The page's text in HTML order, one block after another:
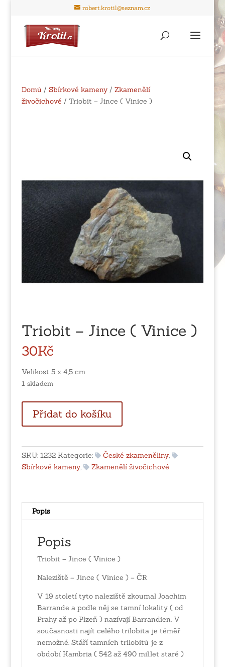
robert.krotil@seznam.cz
Domů / Sbírkové kameny/ Zkamenělí
živočichové / Triobit – Jince ( Vinice )
Triobit – Jince ( Vinice )
30Kč
Velikost 5 x 4,5 cm
1 skladem
Jince
Vinice
)
Přidat do košíku
SKU: 1232 Kategorie: České zkameněliny,
Sbírkové kameny, Zkamenělí živočichové
Popis
Popis
Triobit – Jince ( Vinice )
Naleziště – Jince ( Vinice ) – ČR
V 19 století tyto naleziště zkoumal Joachim
Barrande a podle něj se tamní lokality ( od
Prahy až po Plzeň ) nazívají Barrandien. V
současnosti najít celého trilobita je téměř
nemožné. Stáří tamních trilobitů je z
období Kambria ( 542 až 490 mil.let staré )